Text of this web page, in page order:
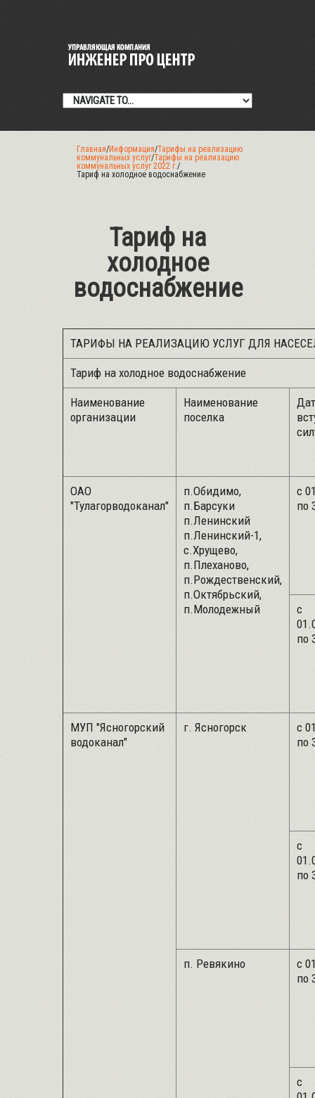
Главная/Информация/Тарифы на реализацию
коммунальных услуг/Тарифы на реализацию
коммунальных услуг 2022 г./
Тариф на холодное водоснабжение
Тариф на
холодное
водоснабжение
ТАРИФЫ НА РЕАЛИЗАЦИЮ УСЛУГ ДЛЯ
Тариф на холодное водоснабжение
Наименование
организации
Наименование
поселка
ОАО
"Тулагорводоканал"
п.Обидимо,
п.Барсуки
п.Ленинский
п.Ленинский-1,
с.Хрущево,
п.Плеханово,
п.Рождественский,
п.Октябрьский,
п.Молодежный
с
по
с
по
МУП "Ясногорский
водоканал"
г. Ясногорск
с
по
с
по
п. Ревякино
с
по
с